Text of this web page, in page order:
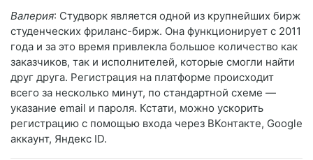
Валерия: Студворк является одной из крупнейших бирж
студенческих фриланс-бирж. Она функционирует с 2011
года и за это время привлекла большое количество как
заказчиков, так и исполнителей, которые смогли найти
друг друга. Регистрация на платформе происходит
всего за несколько минут, по стандартной схеме —
указание email и пароля. Кстати, можно ускорить
регистрацию с помощью входа через ВКонтакте, Google
аккаунт, Яндекс ID.